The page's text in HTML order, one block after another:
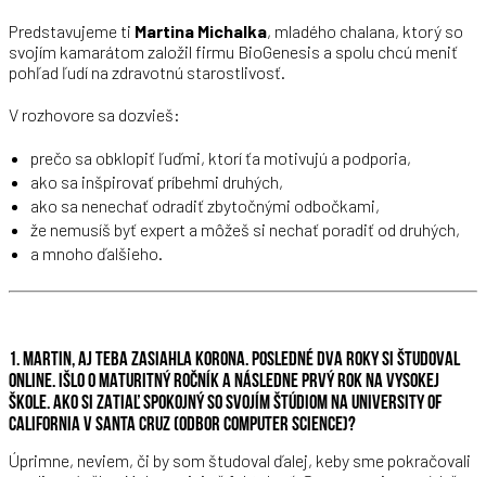
Predstavujeme ti Martina Michalka, mladého chalana, ktorý so
svojím kamarátom založil firmu BioGenesis a spolu chcú meniť
pohľad ľudí na zdravotnú starostlivosť.
V rozhovore sa dozvieš:
prečo sa obklopiť ľuďmi, ktorí ťa motivujú a podporia,
ako sa inšpirovať príbehmi druhých,
ako sa nenechať odradiť zbytočnými odbočkami,
že nemusíš byť expert a môžeš si nechať poradiť od druhých,
a mnoho ďalšieho.
1. MARTIN, AJ TEBA ZASIAHLA KORONA. POSLEDNÉ DVA ROKY SI ŠTUDOVAL
ONLINE. IŠLO O MATURITNÝ ROČNÍK A NÁSLEDNE PRVÝ ROK NA VYSOKEJ
ŠKOLE. AKO SI ZATIAĽ SPOKOJNÝ SO SVOJÍM ŠTÚDIOM NA UNIVERSITY OF
CALIFORNIA V SANTA CRUZ (ODBOR COMPUTER SCIENCE)?
Úprimne, neviem, či by som študoval ďalej, keby sme pokračovali